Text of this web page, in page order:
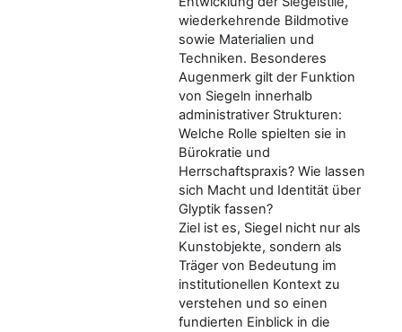
wiederkehrende Bildmotive
sowie Materialien und
Techniken. Besonderes
Augenmerk gilt der Funktion
von Siegeln innerhalb
administrativer Strukturen:
Welche Rolle spielten sie in
Bürokratie und
Herrschaftspraxis? Wie lassen
sich Macht und Identität über
Glyptik fassen?
Ziel ist es, Siegel nicht nur als
Kunstobjekte, sondern als
Träger von Bedeutung im
institutionellen Kontext zu
verstehen und so einen
fundierten Einblick in die